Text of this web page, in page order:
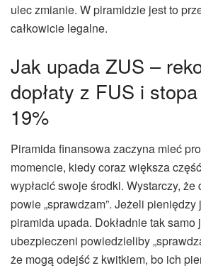
ulec zmianie. W piramidzie jest to
całkowicie legalne.
Jak upada ZUS –
dopłaty z FUS i
19%
Piramida finansowa zaczyna mieć
momencie, kiedy coraz większa
wypłacić swoje środki. Wystarczy,
powie „sprawdzam”. Jeżeli pieniędzy
piramida upada. Dokładnie tak samo
ubezpieczeni powiedzieliby
że mogą odejść z kwitkiem, bo ich